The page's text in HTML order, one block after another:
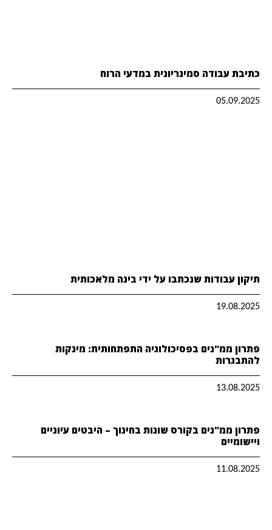
כתיבת עבודה סמינריונית במדעי הרוח
05.09.2025
תיקון עבודות שנכתבו על ידי בינה מלאכותית
19.08.2025
פתרון ממ"נים בפסיכולוגיה התפתחותית: מינקות
להתבגרות
13.08.2025
פתרון ממ"נים בקורס שונות בחינוך – היבטים עיוניים
ויישומיים
11.08.2025